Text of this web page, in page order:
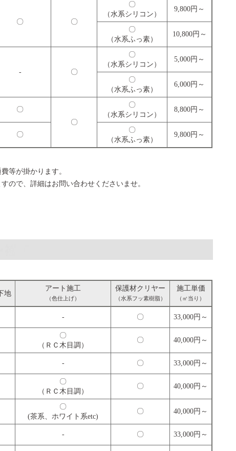
〇 〇
〇
（水系シリコン）
9,800円～
〇
（水系ふっ素）
10,800円～
- 〇
〇
（水系シリコン）
5,000円～
〇
（水系ふっ素）
6,000円～
〇
〇
〇
（水系シリコン）
8,800円～
〇
〇
（水系ふっ素）
9,800円～
等が掛かります。
ので、詳細はお問い合わせくださいませ。
地
アート施工
（色仕上げ）
保護材クリヤー
（水系フッ素樹脂）
施工単価
（㎡当り）
- 〇 33,000円～
〇
（ＲＣ木目調）
〇 40,000円～
- 〇 33,000円～
〇
（ＲＣ木目調）
〇 40,000円～
〇
(茶系、ホワイト系etc)
〇 40,000円～
- 〇 33,000円～